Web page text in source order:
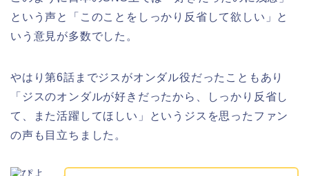
という声と「このことをしっかり反省して欲しい」と
いう意見が多数でした。
やはり第6話までジスがオンダル役だったこともあり
「ジスのオンダルが好きだったから、しっかり反省し
て、また活躍してほしい」というジスを思ったファン
の声も目立ちました。